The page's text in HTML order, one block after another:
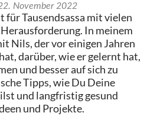
November 2022
Tausendsassa mit vielen
In meinem
Nils, der vor einigen Jahren
darüber, wie er gelernt hat,
und besser auf sich zu
Tipps, wie Du Deine
und langfristig gesund
und Projekte.